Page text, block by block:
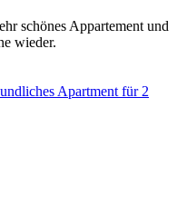
schönes Appartement und
wieder.
Apartment für 2